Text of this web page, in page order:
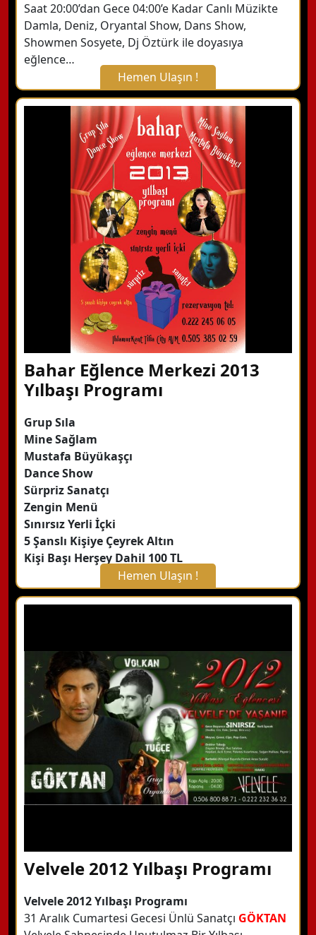
Saat 20:00’dan Gece 04:00’e Kadar Canlı Müzikte
Damla, Deniz, Oryantal Show, Dans Show,
Showmen Sosyete, Dj Öztürk ile doyasıya
eğlence…
Hemen Ulaşın !
X Kapat
WhatsApp ile Bilgi Alın
Hemen Arayın
Detaylı Bilgi Alın
Bahar Eğlence Merkezi 2013
Yılbaşı Programı
Grup Sıla
Mine Sağlam
Mustafa Büyükaşçı
Dance Show
Sürpriz Sanatçı
Zengin Menü
Sınırsız Yerli İçki
5 Şanslı Kişiye Çeyrek Altın
Kişi Başı Herşey Dahil 100 TL
Hemen Ulaşın !
X Kapat
Hemen Arayın
Detaylı Bilgi Alın
Velvele 2012 Yılbaşı Programı
Velvele 2012 Yılbaşı Programı
31 Aralık Cumartesi Gecesi Ünlü Sanatçı GÖKTAN